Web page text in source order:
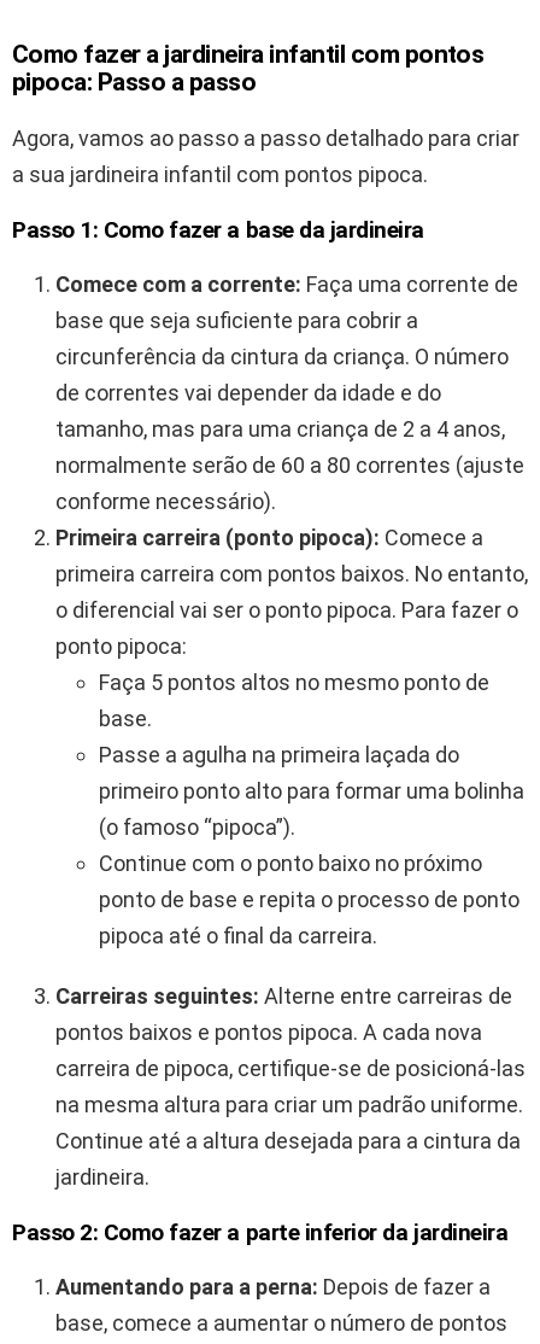
Como fazer a jardineira infantil com pontos
pipoca: Passo a passo
Agora, vamos ao passo a passo detalhado para criar
a sua jardineira infantil com pontos pipoca.
Passo 1: Como fazer a base da jardineira
Comece com a corrente: Faça uma corrente de
base que seja suficiente para cobrir a
circunferência da cintura da criança. O número
de correntes vai depender da idade e do
tamanho, mas para uma criança de 2 a 4 anos,
normalmente serão de 60 a 80 correntes (ajuste
conforme necessário).
Primeira carreira (ponto pipoca): Comece a
primeira carreira com pontos baixos. No entanto,
o diferencial vai ser o ponto pipoca. Para fazer o
ponto pipoca:
Faça 5 pontos altos no mesmo ponto de
base.
Passe a agulha na primeira laçada do
primeiro ponto alto para formar uma bolinha
(o famoso “pipoca”).
Continue com o ponto baixo no próximo
ponto de base e repita o processo de ponto
pipoca até o final da carreira.
Carreiras seguintes: Alterne entre carreiras de
pontos baixos e pontos pipoca. A cada nova
carreira de pipoca, certifique-se de posicioná-las
na mesma altura para criar um padrão uniforme.
Continue até a altura desejada para a cintura da
jardineira.
Passo 2: Como fazer a parte inferior da jardineira
Aumentando para a perna: Depois de fazer a
base, comece a aumentar o número de pontos